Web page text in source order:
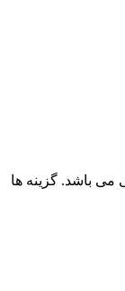
می باشد. گزینه ها